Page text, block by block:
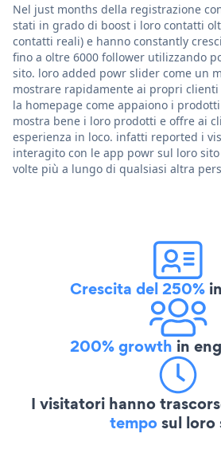
Nel just months della registrazione
stati in grado di boost i loro contatti
contatti reali) e hanno constantly
fino a oltre 6000 follower utilizzando
sito. loro added powr slider come un
mostrare rapidamente ai propri clienti
la homepage come appaiono i
mostra bene i loro prodotti e offre ai
esperienza in loco. infatti reported i
interagito con le app powr sul loro
volte più a lungo di qualsiasi altra
Crescita del 250%
200% growth in
I visitatori hanno
temposul loro